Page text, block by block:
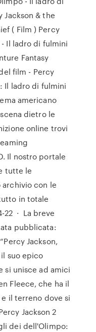
& the
( Film ) Percy
Il ladro di fulmini
Fantasy
film - Percy
Il ladro di fulmini
americano
dietro le
online trovi
Il nostro portale
tutte le
archivio con le
in totale
22 · La breve
pubblicata:
Jackson,
suo epico
si unisce ad amici
Fleece, che ha il
il terreno dove si
Jackson 2
dei dell'Olimpo: